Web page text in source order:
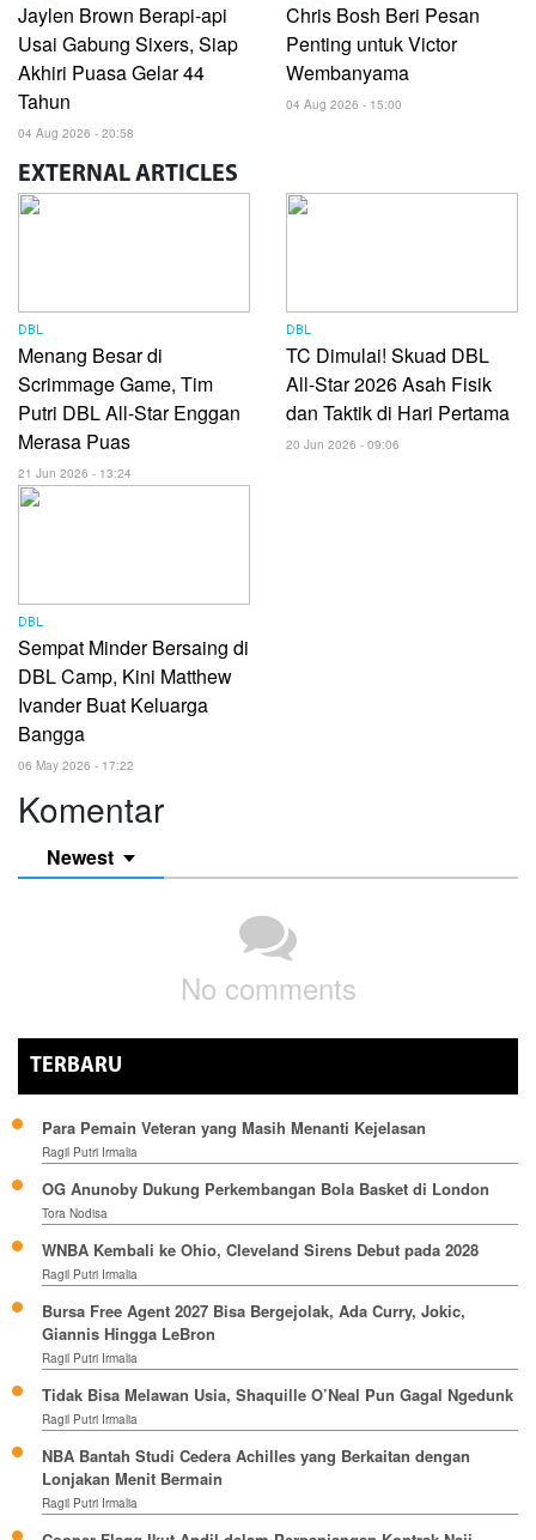
Jaylen Brown Berapi-api
Usai Gabung Sixers, Siap
Akhiri Puasa Gelar 44
Tahun
04 Aug 2026 - 20:58
Chris Bosh Beri Pesan
Penting untuk Victor
Wembanyama
04 Aug 2026 - 15:00
EXTERNAL ARTICLES
DBL
Menang Besar di
Scrimmage Game, Tim
Putri DBL All-Star Enggan
Merasa Puas
21 Jun 2026 - 13:24
DBL
TC Dimulai! Skuad DBL
All-Star 2026 Asah Fisik
dan Taktik di Hari Pertama
20 Jun 2026 - 09:06
DBL
Sempat Minder Bersaing di
DBL Camp, Kini Matthew
Ivander Buat Keluarga
Bangga
06 May 2026 - 17:22
Komentar
Newest
No comments
TERBARU
Para Pemain Veteran yang Masih Menanti Kejelasan
Ragil Putri Irmalia
OG Anunoby Dukung Perkembangan Bola Basket di London
Tora Nodisa
WNBA Kembali ke Ohio, Cleveland Sirens Debut pada 2028
Ragil Putri Irmalia
Bursa Free Agent 2027 Bisa Bergejolak, Ada Curry, Jokic,
Giannis Hingga LeBron
Ragil Putri Irmalia
Tidak Bisa Melawan Usia, Shaquille O’Neal Pun Gagal Ngedunk
Ragil Putri Irmalia
NBA Bantah Studi Cedera Achilles yang Berkaitan dengan
Lonjakan Menit Bermain
Ragil Putri Irmalia